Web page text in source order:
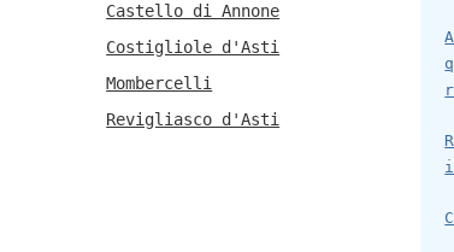
Castello di Annone
Costigliole d'Asti
Mombercelli
Revigliasco d'Asti